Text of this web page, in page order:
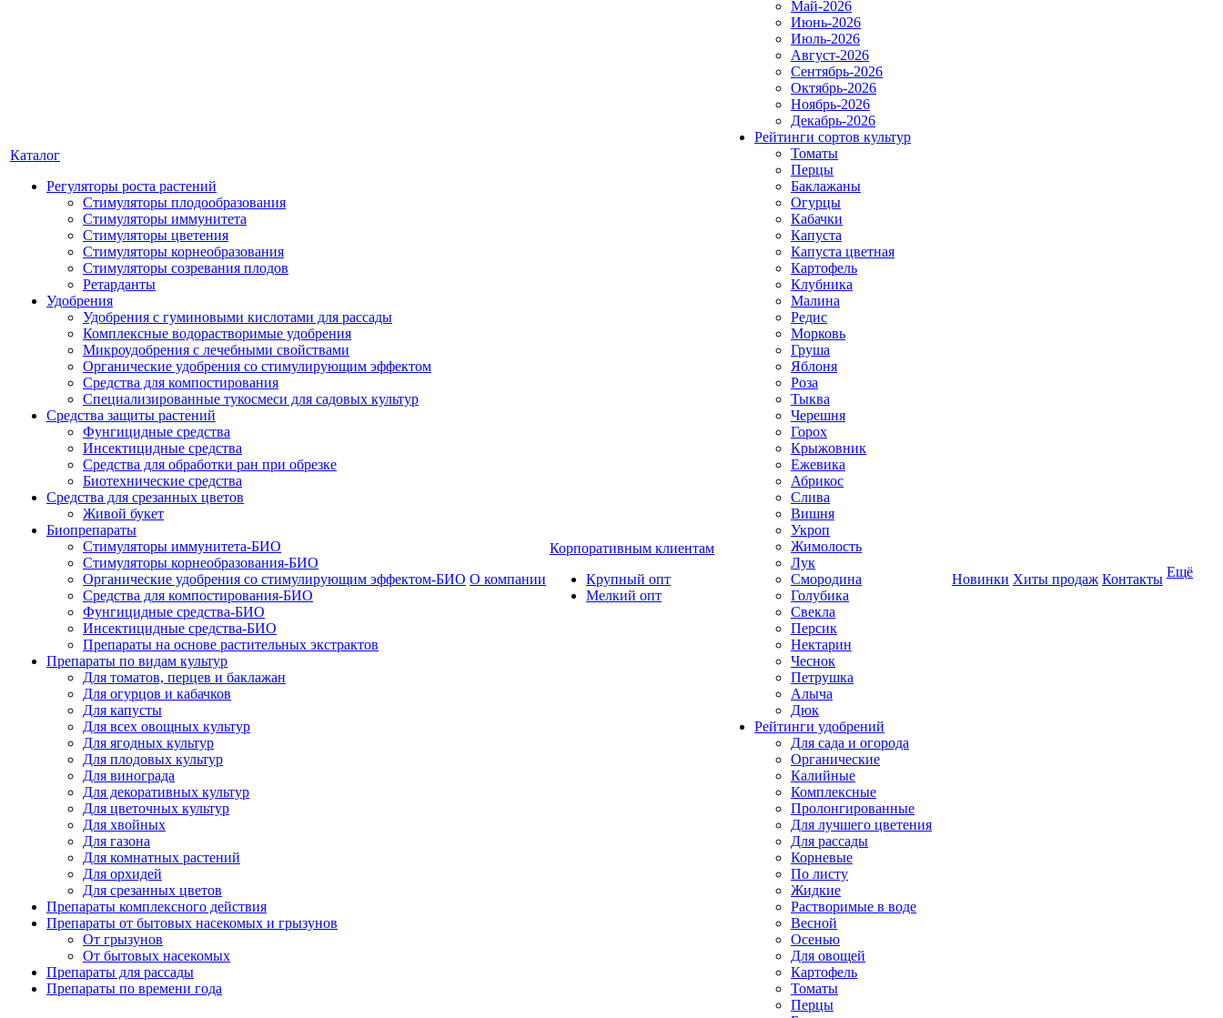
Каталог
Регуляторы роста растений
Стимуляторы плодообразования
Стимуляторы иммунитета
Стимуляторы цветения
Стимуляторы корнеобразования
Стимуляторы созревания плодов
Ретарданты
Удобрения
Удобрения с гуминовыми кислотами для рассады
Комплексные водорастворимые удобрения
Микроудобрения с лечебными свойствами
Органические удобрения со стимулирующим эффектом
Средства для компостирования
Специализированные тукосмеси для садовых культур
Средства защиты растений
Фунгицидные средства
Инсектицидные средства
Средства для обработки ран при обрезке
Биотехнические средства
Средства для срезанных цветов
Живой букет
Биопрепараты
Стимуляторы иммунитета-БИО
Стимуляторы корнеобразования-БИО
Органические удобрения со стимулирующим эффектом-БИО
Средства для компостирования-БИО
Фунгицидные средства-БИО
Инсектицидные средства-БИО
Препараты на основе растительных экстрактов
Препараты по видам культур
Для томатов, перцев и баклажан
Для огурцов и кабачков
Для капусты
Для всех овощных культур
Для ягодных культур
Для плодовых культур
Для винограда
Для декоративных культур
Для цветочных культур
Для хвойных
Для газона
Для комнатных растений
Для орхидей
Для срезанных цветов
Препараты комплексного действия
Препараты от бытовых насекомых и грызунов
От грызунов
От бытовых насекомых
Препараты для рассады
Препараты по времени года
О компании
Корпоративным клиентам
Крупный опт
Мелкий опт
Май-2026
Июнь-2026
Июль-2026
Август-2026
Сентябрь-2026
Октябрь-2026
Ноябрь-2026
Декабрь-2026
Рейтинги сортов культур
Томаты
Перцы
Баклажаны
Огурцы
Кабачки
Капуста
Капуста цветная
Картофель
Клубника
Малина
Редис
Морковь
Груша
Яблоня
Роза
Тыква
Черешня
Горох
Крыжовник
Ежевика
Абрикос
Слива
Вишня
Укроп
Жимолость
Лук
Смородина
Голубика
Свекла
Персик
Нектарин
Чеснок
Петрушка
Алыча
Дюк
Рейтинги удобрений
Для сада и огорода
Органические
Калийные
Комплексные
Пролонгированные
Для лучшего цветения
Для рассады
Корневые
По листу
Жидкие
Растворимые в воде
Весной
Осенью
Для овощей
Картофель
Томаты
Перцы
Новинки Хиты продаж Контакты Ещё